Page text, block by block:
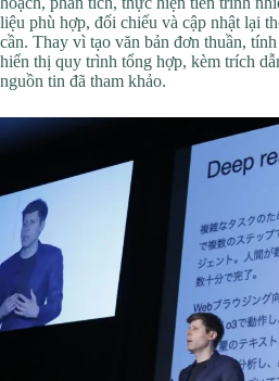
liệu phù hợp, đối chiếu và cập nhật lại
cần. Thay vì tạo văn bản đơn thuần,
hiển thị quy trình tổng hợp, kèm trích
nguồn tin đã tham khảo.